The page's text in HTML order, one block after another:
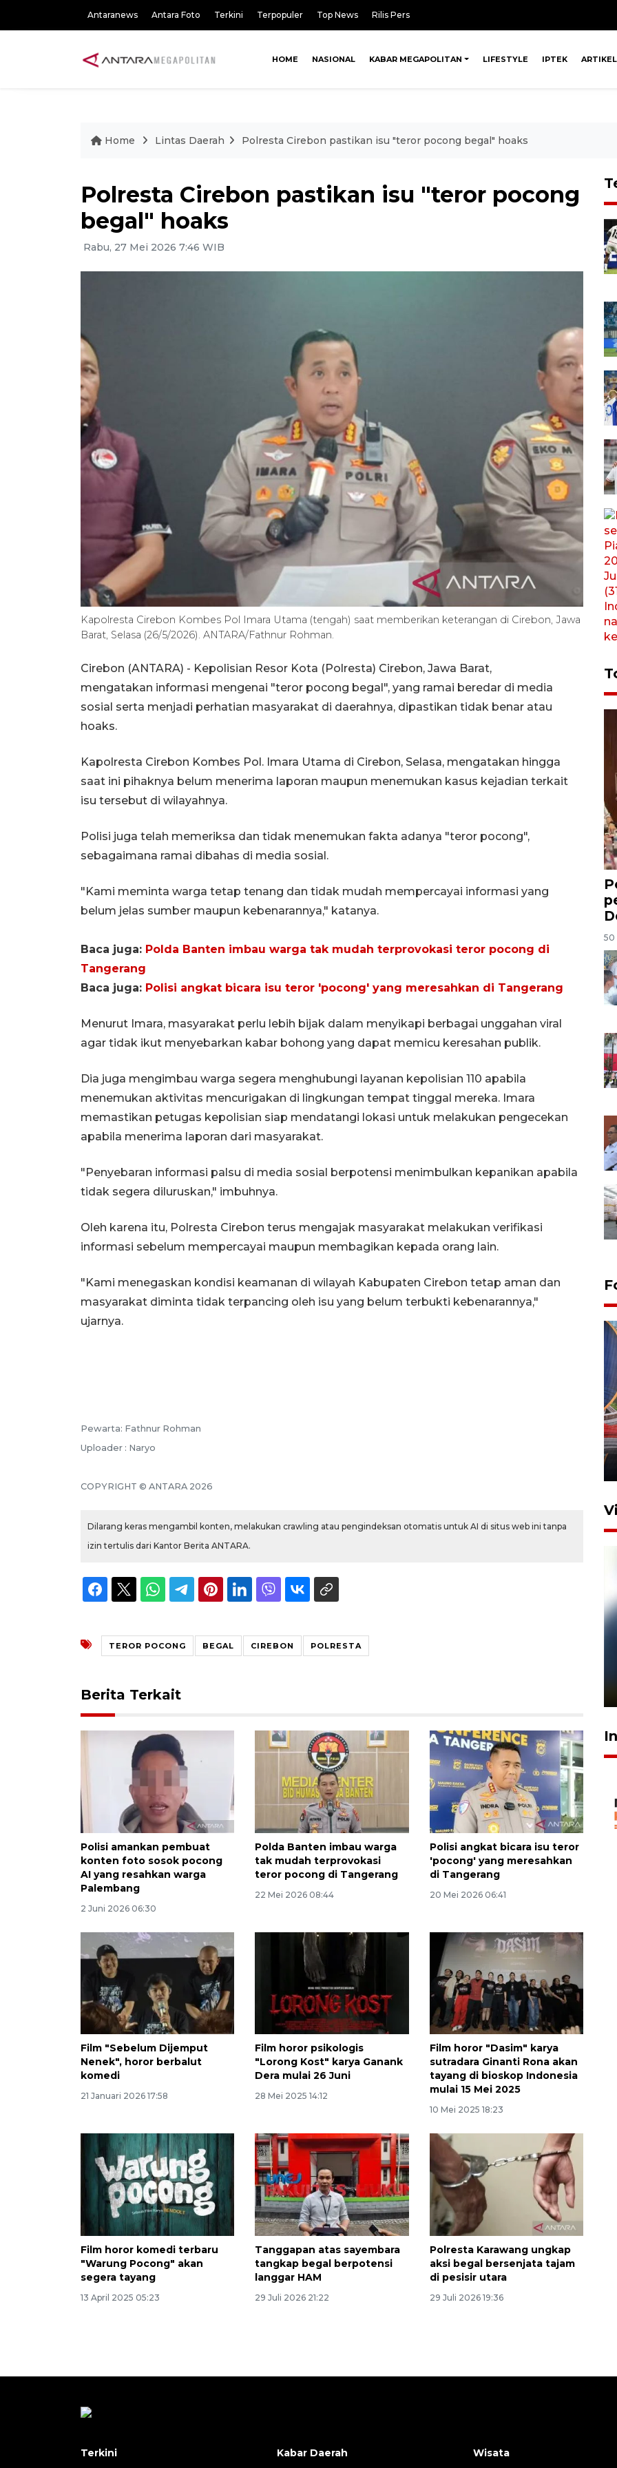
Antaranews Antara Foto Terkini Terpopuler Top News Rilis Pers
HOME NASIONAL KABAR MEGAPOLITAN LIFESTYLE IPTEK ARTIKEL
Home Lintas Daerah Polresta Cirebon pastikan isu "teror pocong begal" hoaks
Polresta Cirebon pastikan isu "teror pocong
begal" hoaks
Rabu, 27 Mei 2026 7:46 WIB
Kapolresta Cirebon Kombes Pol Imara Utama (tengah) saat memberikan keterangan di Cirebon, Jawa
Barat, Selasa (26/5/2026). ANTARA/Fathnur Rohman.
Cirebon (ANTARA) - Kepolisian Resor Kota (Polresta) Cirebon, Jawa Barat,
mengatakan informasi mengenai "teror pocong begal", yang ramai beredar di media
sosial serta menjadi perhatian masyarakat di daerahnya, dipastikan tidak benar atau
hoaks.
Kapolresta Cirebon Kombes Pol. Imara Utama di Cirebon, Selasa, mengatakan hingga
saat ini pihaknya belum menerima laporan maupun menemukan kasus kejadian terkait
isu tersebut di wilayahnya.
Polisi juga telah memeriksa dan tidak menemukan fakta adanya "teror pocong",
sebagaimana ramai dibahas di media sosial.
"Kami meminta warga tetap tenang dan tidak mudah mempercayai informasi yang
belum jelas sumber maupun kebenarannya," katanya.
Baca juga: Polda Banten imbau warga tak mudah terprovokasi teror pocong di
Tangerang
Baca juga: Polisi angkat bicara isu teror 'pocong' yang meresahkan di Tangerang
Menurut Imara, masyarakat perlu lebih bijak dalam menyikapi berbagai unggahan viral
agar tidak ikut menyebarkan kabar bohong yang dapat memicu keresahan publik.
Dia juga mengimbau warga segera menghubungi layanan kepolisian 110 apabila
menemukan aktivitas mencurigakan di lingkungan tempat tinggal mereka. Imara
memastikan petugas kepolisian siap mendatangi lokasi untuk melakukan pengecekan
apabila menerima laporan dari masyarakat.
"Penyebaran informasi palsu di media sosial berpotensi menimbulkan kepanikan apabila
tidak segera diluruskan," imbuhnya.
Oleh karena itu, Polresta Cirebon terus mengajak masyarakat melakukan verifikasi
informasi sebelum mempercayai maupun membagikan kepada orang lain.
"Kami menegaskan kondisi keamanan di wilayah Kabupaten Cirebon tetap aman dan
masyarakat diminta tidak terpancing oleh isu yang belum terbukti kebenarannya,"
ujarnya.
Pewarta: Fathnur Rohman
Uploader : Naryo
COPYRIGHT © ANTARA 2026
Dilarang keras mengambil konten, melakukan crawling atau pengindeksan otomatis untuk AI di situs web ini tanpa
izin tertulis dari Kantor Berita ANTARA.
TEROR POCONG BEGAL CIREBON POLRESTA
Berita Terkait
Polisi amankan pembuat
konten foto sosok pocong
AI yang resahkan warga
Palembang
2 Juni 2026 06:30
Polda Banten imbau warga
tak mudah terprovokasi
teror pocong di Tangerang
22 Mei 2026 08:44
Polisi angkat bicara isu teror
'pocong' yang meresahkan
di Tangerang
20 Mei 2026 06:41
Film "Sebelum Dijemput
Nenek", horor berbalut
komedi
21 Januari 2026 17:58
Film horor psikologis
"Lorong Kost" karya Ganank
Dera mulai 26 Juni
28 Mei 2025 14:12
Film horor "Dasim" karya
sutradara Ginanti Rona akan
tayang di bioskop Indonesia
mulai 15 Mei 2025
10 Mei 2025 18:23
Film horor komedi terbaru
"Warung Pocong" akan
segera tayang
13 April 2025 05:23
Tanggapan atas sayembara
tangkap begal berpotensi
langgar HAM
29 Juli 2026 21:22
Polresta Karawang ungkap
aksi begal bersenjata tajam
di pesisir utara
29 Juli 2026 19:36
50
Belanja turis asing beri angin
segar bagi ekonomi
2026-08-05 09:00:00
Terkini Kabar Daerah Wisata